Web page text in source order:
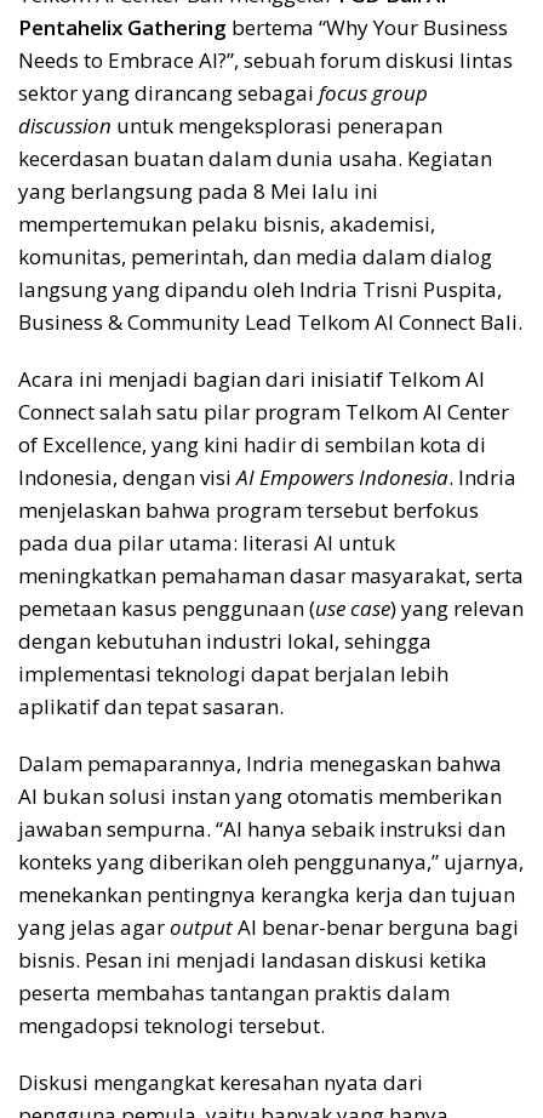
Pentahelix Gathering bertema “Why Your Business
Needs to Embrace AI?”, sebuah forum diskusi lintas
sektor yang dirancang sebagai focus group
discussion untuk mengeksplorasi penerapan
kecerdasan buatan dalam dunia usaha. Kegiatan
yang berlangsung pada 8 Mei lalu ini
mempertemukan pelaku bisnis, akademisi,
komunitas, pemerintah, dan media dalam dialog
langsung yang dipandu oleh Indria Trisni Puspita,
Business & Community Lead Telkom AI Connect Bali.
Acara ini menjadi bagian dari inisiatif Telkom AI
Connect salah satu pilar program Telkom AI Center
of Excellence, yang kini hadir di sembilan kota di
Indonesia, dengan visiAIEmpowers Indonesia. Indria
menjelaskan bahwa program tersebut berfokus
pada dua pilar utama: literasi AI untuk
meningkatkan pemahaman dasar masyarakat, serta
pemetaan kasus penggunaan (use case) yang relevan
dengan kebutuhan industri lokal, sehingga
implementasi teknologi dapat berjalan lebih
aplikatif dan tepat sasaran.
Dalam pemaparannya, Indria menegaskan bahwa
AI bukan solusi instan yang otomatis memberikan
jawaban sempurna. “AI hanya sebaik instruksi dan
konteks yang diberikan oleh penggunanya,” ujarnya,
menekankan pentingnya kerangka kerja dan tujuan
yang jelas agaroutputAI benar-benar berguna bagi
bisnis. Pesan ini menjadi landasan diskusi ketika
peserta membahas tantangan praktis dalam
mengadopsi teknologi tersebut.
Diskusi mengangkat keresahan nyata dari